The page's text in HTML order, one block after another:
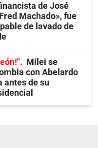
de José
Machado», fue
de lavado de
Milei se
con Abelardo
antes de su